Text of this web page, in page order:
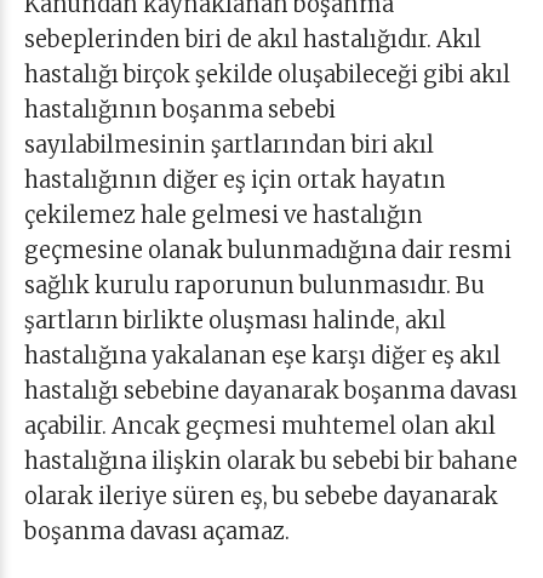
sebeplerinden biri de akıl hastalığıdır. Akıl
hastalığı birçok şekilde oluşabileceği gibi akıl
hastalığının boşanma sebebi
sayılabilmesinin şartlarından biri akıl
hastalığının diğer eş için ortak hayatın
çekilemez hale gelmesi ve hastalığın
geçmesine olanak bulunmadığına dair resmi
sağlık kurulu raporunun bulunmasıdır. Bu
şartların birlikte oluşması halinde, akıl
hastalığına yakalanan eşe karşı diğer eş akıl
hastalığı sebebine dayanarak boşanma davası
açabilir. Ancak geçmesi muhtemel olan akıl
hastalığına ilişkin olarak bu sebebi bir bahane
olarak ileriye süren eş, bu sebebe dayanarak
boşanma davası açamaz.